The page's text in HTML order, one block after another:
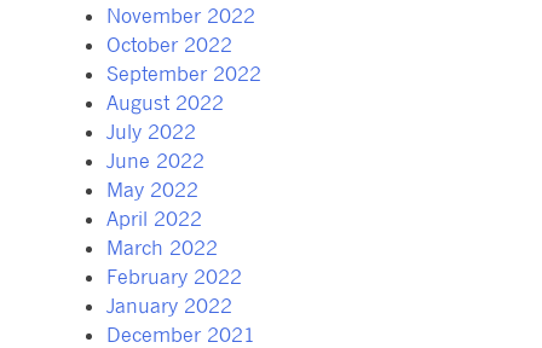
November 2022
October 2022
September 2022
August 2022
July 2022
June 2022
May 2022
April 2022
March 2022
February 2022
January 2022
December 2021